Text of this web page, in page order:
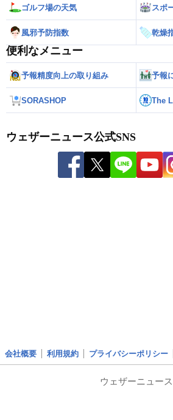
ゴルフ場の天気 スポ
風邪予防指数 乾燥
便利なメニュー
予報精度向上の取り組み 予報
SORASHOP The
ウェザーニュース公式SNS
会社概要 利用規約 プライバシーポリシー
ウェザーニュース